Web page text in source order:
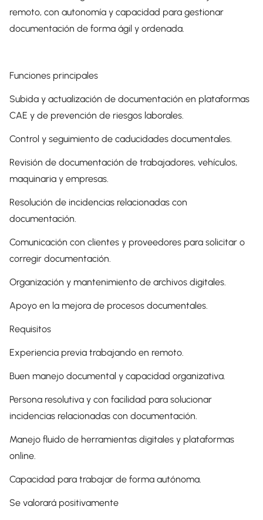
remoto, con autonomía y capacidad para gestionar
documentación de forma ágil y ordenada.
Funciones principales
Subida y actualización de documentación en plataformas
CAE y de prevención de riesgos laborales.
Control y seguimiento de caducidades documentales.
Revisión de documentación de trabajadores, vehículos,
maquinaria y empresas.
Resolución de incidencias relacionadas con
documentación.
Comunicación con clientes y proveedores para solicitar o
corregir documentación.
Organización y mantenimiento de archivos digitales.
Apoyo en la mejora de procesos documentales.
Requisitos
Experiencia previa trabajando en remoto.
Buen manejo documental y capacidad organizativa.
Persona resolutiva y con facilidad para solucionar
incidencias relacionadas con documentación.
Manejo fluido de herramientas digitales y plataformas
online.
Capacidad para trabajar de forma autónoma.
Se valorará positivamente